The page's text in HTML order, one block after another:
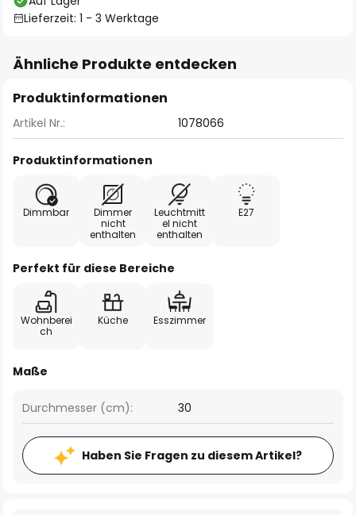
Lieferzeit: 1 - 3 Werktage
Ähnliche Produkte entdecken
Produktinformationen
Artikel Nr.: 1078066
Produktinformationen
Dimmbar
Dimmer
nicht
enthalten
Leuchtmitt
el nicht
enthalten
E27
Perfekt für diese Bereiche
Wohnberei
ch
Küche Esszimmer
Maße
Durchmesser (cm): 30
Haben Sie Fragen zu diesem Artikel?